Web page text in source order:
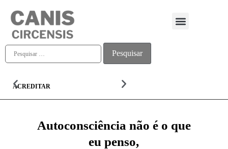
ACREDITAR
Autoconsciência não é o que
eu penso,